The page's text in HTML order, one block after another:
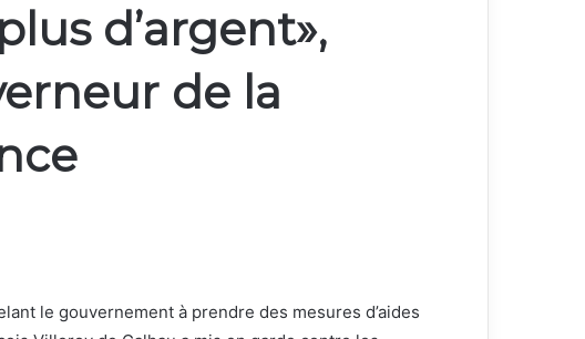
d’argent»,
de la
le gouvernement à prendre des mesures d’aides